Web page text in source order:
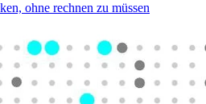
ohne rechnen zu müssen